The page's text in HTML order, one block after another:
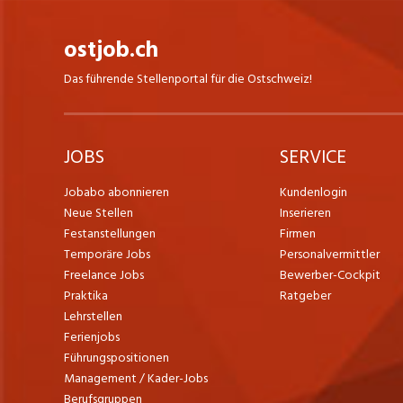
Karrieremöglichkeiten unter
karriere.lidl.ch
ostjob.ch
Das führende Stellenportal für die Ostschweiz!
JOBS
Jobabo abonnieren
Neue Stellen
Festanstellungen
Temporäre Jobs
Freelance Jobs
Praktika
Lehrstellen
Ferienjobs
Führungspositionen
Management / Kader-Jobs
SERVICE
Kundenlogin
Inserieren
Firmen
Personalvermittler
Bewerber-Cockpit
Ratgeber